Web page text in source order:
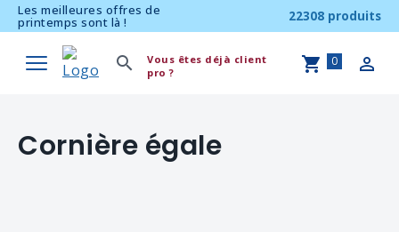
Les meilleures offres de
printemps sont là ! 22308 produits
Vous êtes déjà client
pro ?
0
Cornière égale